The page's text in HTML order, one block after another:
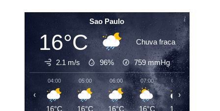
Sao Paulo
16°C Chuva fraca
2.1 m/s 96% 759mmHg
04:00
16°C
05:00
16°C
06:00
16°C
07:00
16°C
08:00
17°C
‹ ›